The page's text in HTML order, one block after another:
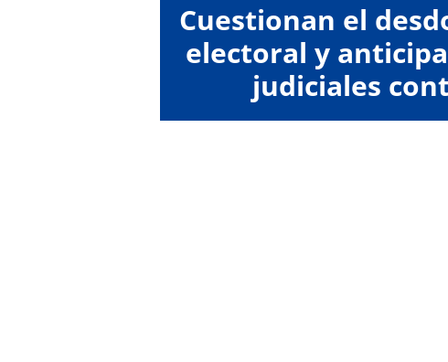
Cuestionan el
electoral y
judiciales